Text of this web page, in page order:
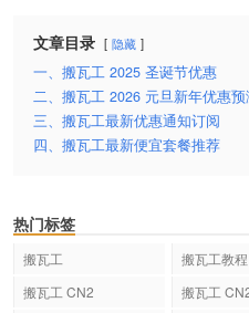
文章目录 隐藏
一、搬瓦工 2025 圣诞节优惠
二、搬瓦工 2026 元旦新年优惠预
三、搬瓦工最新优惠通知订阅
四、搬瓦工最新便宜套餐推荐
热门标签
搬瓦工 搬瓦工教程
搬瓦工 CN2
搬瓦工